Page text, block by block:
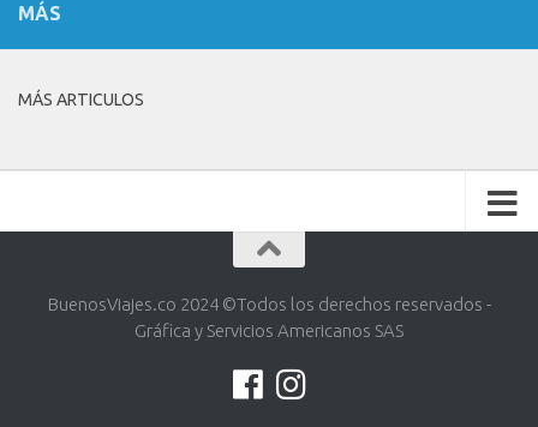
MÁS
MÁS ARTICULOS
BuenosViajes.co 2024 ©️Todos los derechos reservados -
Gráfica y Servicios Americanos SAS